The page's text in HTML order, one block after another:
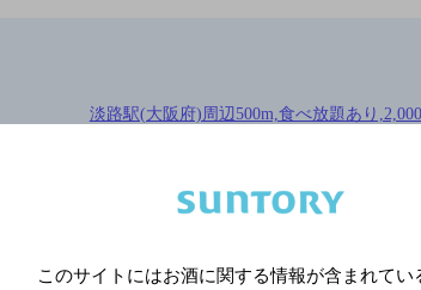
淡路駅(大阪府)周辺500m,食べ放題あり
※店舗によりハイボ
関連ページ
このサイトにはお酒に関する情報が含まれてい